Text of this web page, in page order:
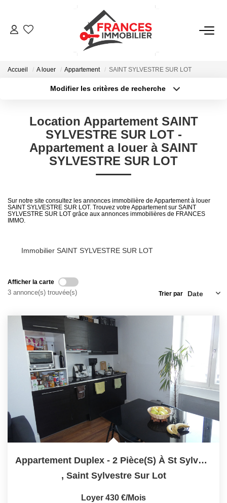
ESTIMATION
NOTRE AGENCE
CONTACT
Accueil A louer Appartement SAINT SYLVESTRE SUR LOT
Modifier les critères de recherche
Sélectionnez...
Type de bien
Surface min
Budget max Plus de critères
Location Appartement SAINT
SYLVESTRE SUR LOT -
Appartement a louer à SAINT
SYLVESTRE SUR LOT
Sur notre site consultez les annonces immobilière de Appartement à louer
SAINT SYLVESTRE SUR LOT. Trouvez votre Appartement sur SAINT
SYLVESTRE SUR LOT grâce aux annonces immobilières de FRANCES
IMMO.
Immobilier SAINT SYLVESTRE SUR LOT
Afficher la carte
3 annonce(s) trouvée(s) Trier par
Appartement Duplex - 2 Pièce(s) À St Sylvestre Sur Lot
, Saint Sylvestre Sur Lot
Loyer 430 €/mois